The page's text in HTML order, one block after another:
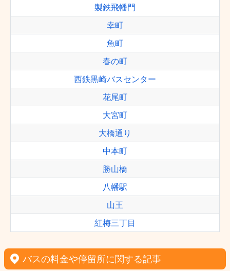
製鉄飛幡門
幸町
魚町
春の町
西鉄黒崎バスセンター
花尾町
大宮町
大橋通り
中本町
勝山橋
八幡駅
山王
紅梅三丁目
バスの料金や停留所に関する記事